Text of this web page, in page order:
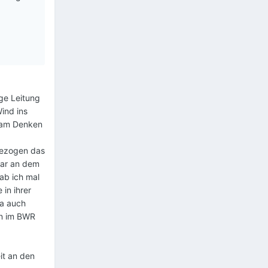
Leitung
ins
Denken
das
an dem
ich mal
in ihrer
auch
im BWR
an den